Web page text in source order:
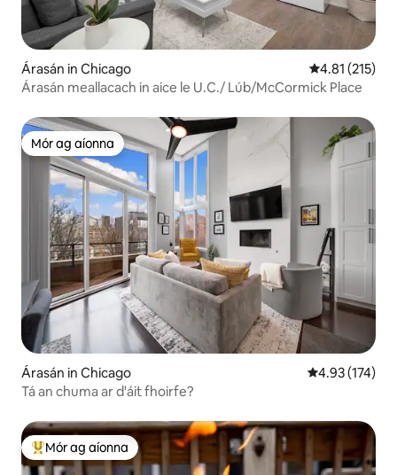
Árasán in Chicago Meánrátáil
4.81 (215)
Árasán meallacach in aice le U.C./ Lúb/McCormick Place
Mór ag aíonna
Mór ag aíonna
Árasán in Chicago Meánrátáil
4.93 (174)
Tá an chuma ar d'áit fhoirfe?
An-mhór ag aíonna
Mór ag aíonna